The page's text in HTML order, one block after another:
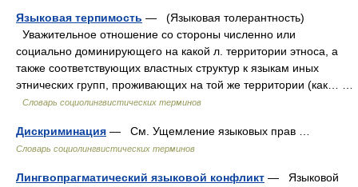
Языковая терпимость — (Языковая толерантность)
Уважительное отношение со стороны численно или
социально доминирующего на какой л. территории этноса, а
также соответствующих властных структур к языкам иных
этнических групп, проживающих на той же территории (как… …
Словарь социолингвистических терминов
Дискриминация — См. Ущемление языковых прав …
Словарь социолингвистических терминов
Лингвопрагматический языковой конфликт — Языковой